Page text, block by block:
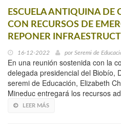
ESCUELA ANTIQUINA DE
CON RECURSOS DE
REPONER
16-12-2022 por Seremi de
En una reunión sostenida con la
delegada presidencial del Biobío,
seremi de Educación, Elizabeth
Mineduc entregará los recursos
LEER MÁS